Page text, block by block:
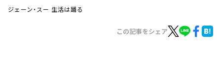
ジェーン・スー 生活は踊る
この記事をシェア